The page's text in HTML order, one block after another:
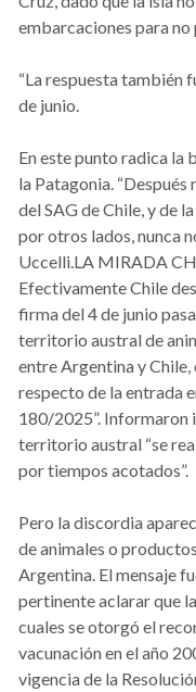
embarcaciones para no
“La respuesta también
de junio.
En este punto radica la
la Patagonia.
del SAG de Chile, y de
por otros lados, nunca
Uccelli.LA MIRADA
Efectivamente Chile
firma del 4 de junio
territorio austral de
entre Argentina y
respecto de la entrada
180/2025”. Informaron
territorio austral “se
por tiempos acotados”.
Pero la discordia
de animales o
Argentina. El mensaje
pertinente aclarar que
cuales se otorgó el
vacunación en el año
vigencia de la